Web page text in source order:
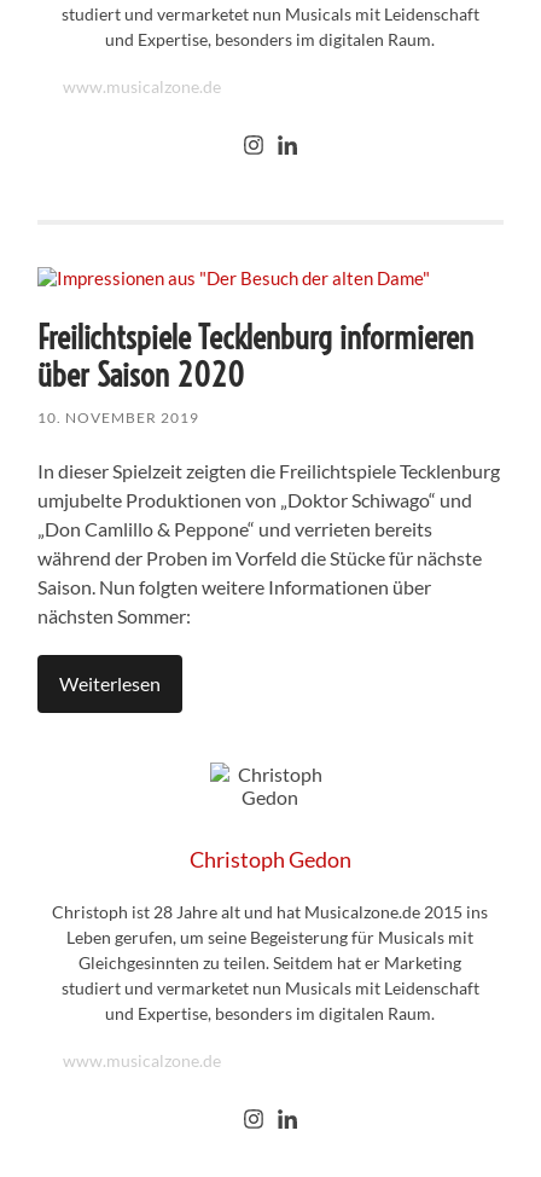
studiert und vermarketet nun Musicals mit Leidenschaft
und Expertise, besonders im digitalen Raum.
www.musicalzone.de
Freilichtspiele Tecklenburg informieren
über Saison 2020
10. NOVEMBER 2019
In dieser Spielzeit zeigten die Freilichtspiele Tecklenburg
umjubelte Produktionen von „Doktor Schiwago“ und
„Don Camlillo & Peppone“ und verrieten bereits
während der Proben im Vorfeld die Stücke für nächste
Saison. Nun folgten weitere Informationen über
nächsten Sommer:
Weiterlesen
Christoph Gedon
Christoph ist 28 Jahre alt und hat Musicalzone.de 2015 ins
Leben gerufen, um seine Begeisterung für Musicals mit
Gleichgesinnten zu teilen. Seitdem hat er Marketing
studiert und vermarketet nun Musicals mit Leidenschaft
und Expertise, besonders im digitalen Raum.
www.musicalzone.de